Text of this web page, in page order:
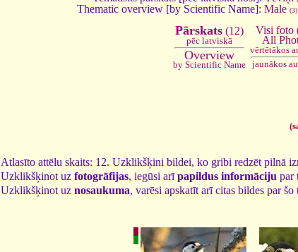
Thematic overview [by Scientific Name]: Male (3)
Pārskats(12)
pēc latviskā
Overview
by Scientific Name
Visi foto
All
vērtētākos
jaunākos
Atlasīto attēlu skaits: 12. Uzklikšķini bildei, ko gribi redzēt pilnā
Uzklikšķinot uz fotogrāfijas, iegūsi arīpapildus informāciju par
Uzklikšķinot uz nosaukuma, varēsi apskatīt arī citas bildes par